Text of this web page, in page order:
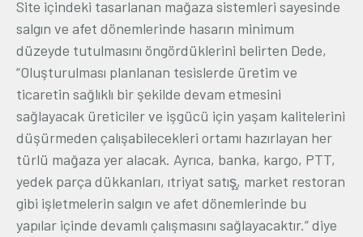
Site içindeki tasarlanan mağaza sistemleri sayesinde
salgın ve afet dönemlerinde hasarın minimum
düzeyde tutulmasını öngördüklerini belirten Dede,
“Oluşturulması planlanan tesislerde üretim ve
ticaretin sağlıklı bir şekilde devam etmesini
sağlayacak üreticiler ve işgücü için yaşam kalitelerini
düşürmeden çalışabilecekleri ortamı hazırlayan her
türlü mağaza yer alacak. Ayrıca, banka, kargo, PTT,
yedek parça dükkanları, ıtriyat satış̧, market restoran
gibi işletmelerin salgın ve afet dönemlerinde bu
yapılar içinde devamlı çalışmasını sağlayacaktır.” diye